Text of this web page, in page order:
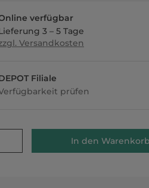
verfügbar
3 – 5 Tage
Versandkosten
Filiale
prüfen
In den Warenkorb